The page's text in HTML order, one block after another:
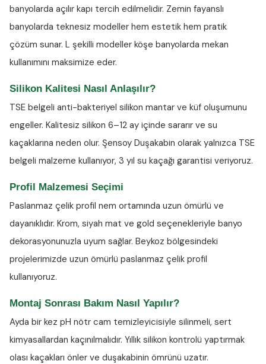
banyolarda açılır kapı tercih edilmelidir. Zemin fayanslı
banyolarda teknesiz modeller hem estetik hem pratik
çözüm sunar. L şekilli modeller köşe banyolarda mekan
kullanımını maksimize eder.
Silikon Kalitesi Nasıl Anlaşılır?
TSE belgeli anti-bakteriyel silikon mantar ve küf oluşumunu
engeller. Kalitesiz silikon 6–12 ay içinde sararır ve su
kaçaklarına neden olur. Şensoy Duşakabin olarak yalnızca TSE
belgeli malzeme kullanıyor, 3 yıl su kaçağı garantisi veriyoruz.
Profil Malzemesi Seçimi
Paslanmaz çelik profil nem ortamında uzun ömürlü ve
dayanıklıdır. Krom, siyah mat ve gold seçenekleriyle banyo
dekorasyonunuzla uyum sağlar. Beykoz bölgesindeki
projelerimizde uzun ömürlü paslanmaz çelik profil
kullanıyoruz.
Montaj Sonrası Bakım Nasıl Yapılır?
Ayda bir kez pH nötr cam temizleyicisiyle silinmeli, sert
kimyasallardan kaçınılmalıdır. Yıllık silikon kontrolü yaptırmak
olası kaçakları önler ve duşakabinin ömrünü uzatır.